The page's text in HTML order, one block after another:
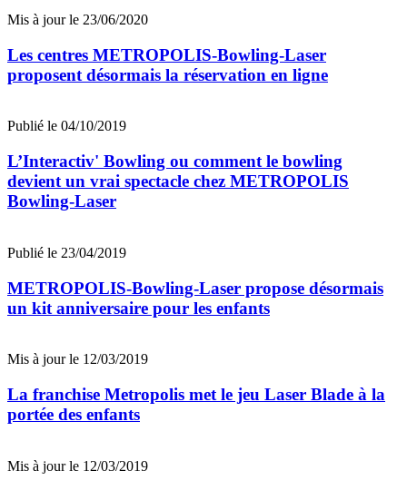
Mis à jour le 23/06/2020
Les centres METROPOLIS-Bowling-Laser
proposent désormais la réservation en ligne
Publié le 04/10/2019
L’Interactiv' Bowling ou comment le bowling
devient un vrai spectacle chez METROPOLIS
Bowling-Laser
Publié le 23/04/2019
METROPOLIS-Bowling-Laser propose désormais
un kit anniversaire pour les enfants
Mis à jour le 12/03/2019
La franchise Metropolis met le jeu Laser Blade à la
portée des enfants
Mis à jour le 12/03/2019